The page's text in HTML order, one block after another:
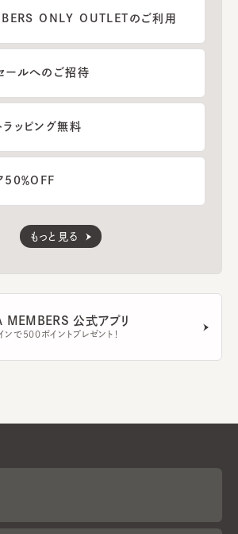
ONLY OUTLETのご利用
ールへのご招待
ラッピング無料
50％OFF
もっと見る
MEMBERS 公式アプリ
ンで500ポイントプレゼント！